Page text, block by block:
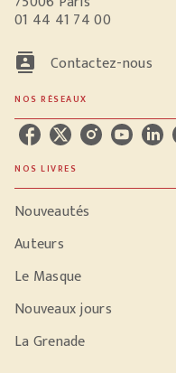
01 44 41 74 00
contacts Contactez-nous
NOS RÉSEAUX
NOS LIVRES
Nouveautés
Auteurs
Le Masque
Nouveaux jours
La Grenade